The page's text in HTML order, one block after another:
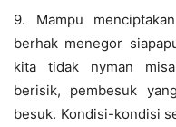
9. Mampu
berhak menegor
kita tidak nyman
berisik, pembesuk
besuk. Kondisi-kondisi